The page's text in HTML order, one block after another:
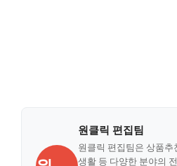
원클릭 편집팀
원클릭 편집팀은 상품추
생활 등 다양한 분야의